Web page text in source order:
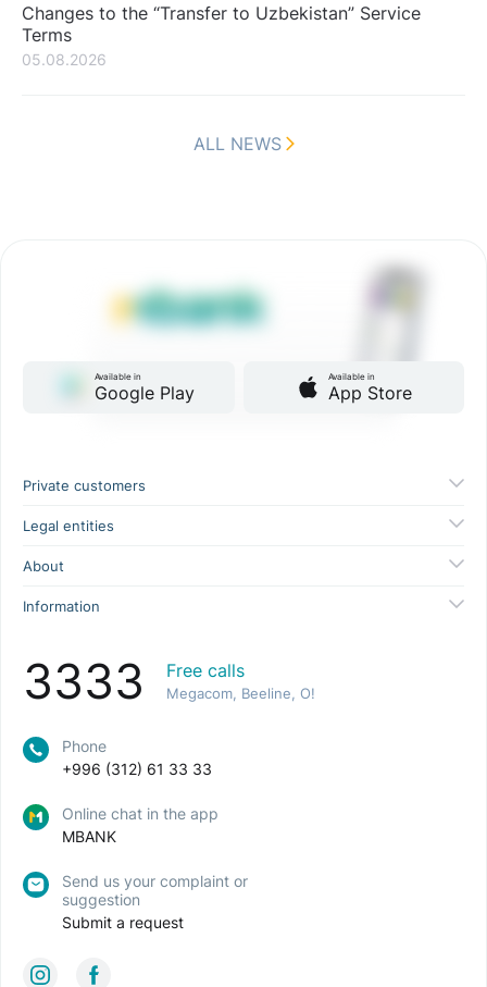
Changes to the “Transfer to Uzbekistan” Service
Terms
05.08.2026
ALL NEWS
Available in
Google Play
Available in
App Store
Private customers
Legal entities
About
Information
3333 Free calls
Megacom, Beeline, O!
Phone
+996 (312) 61 33 33
Online chat in the app
MBANK
Send us your complaint or
suggestion
Submit a request